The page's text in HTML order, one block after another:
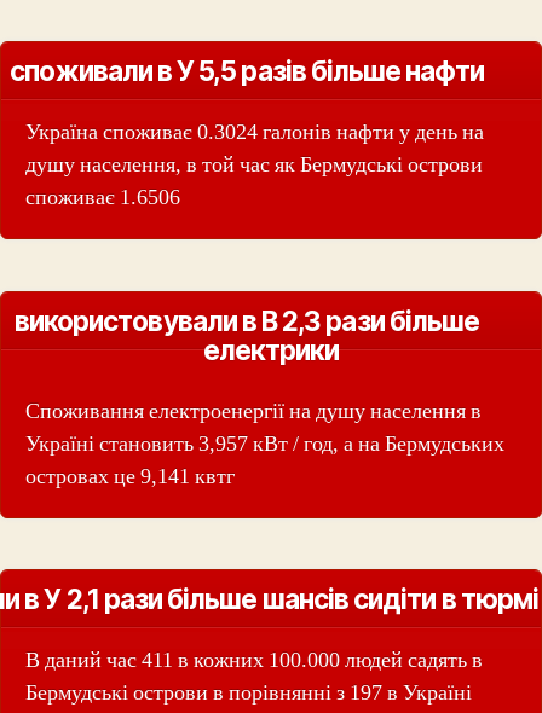
споживали в У 5,5 разів більше нафти
Україна споживає 0.3024 галонів нафти у день на
душу населення, в той час як Бермудські острови
споживає 1.6506
використовували в В 2,3 рази більше
електрики
Споживання електроенергії на душу населення в
Україні становить 3,957 кВт / год, а на Бермудських
островах це 9,141 квтг
в У 2,1 рази більше шансів сидіти в тюрмі
В даний час 411 в кожних 100.000 людей садять в
Бермудські острови в порівнянні з 197 в Україні